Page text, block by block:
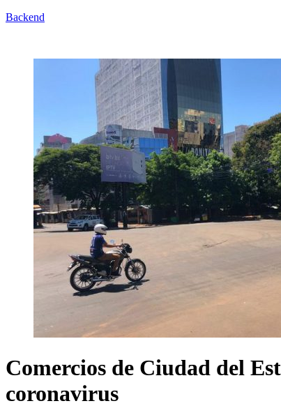
Backend
Comercios de Ciudad del
coronavirus